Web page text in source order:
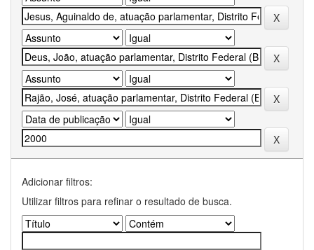
Adicionar filtros:
Utilizar filtros para refinar o resultado de busca.